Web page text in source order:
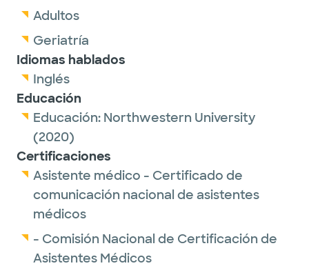
Adultos
Geriatría
Idiomas hablados
Inglés
Educación
Educación: Northwestern University
(2020)
Certificaciones
Asistente médico - Certificado de
comunicación nacional de asistentes
médicos
- Comisión Nacional de Certificación de
Asistentes Médicos